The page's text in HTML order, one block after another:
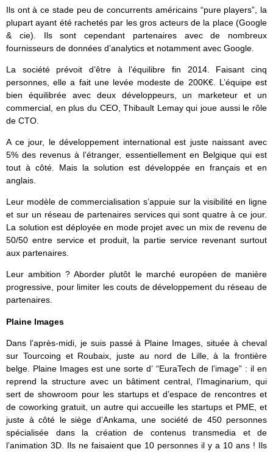
Ils ont à ce stade peu de concurrents américains “pure players”, la
plupart ayant été rachetés par les gros acteurs de la place (Google
& cie). Ils sont cependant partenaires avec de nombreux
fournisseurs de données d’analytics et notamment avec Google.
La société prévoit d’être à l’équilibre fin 2014. Faisant cinq
personnes, elle a fait une levée modeste de 200K€. L’équipe est
bien équilibrée avec deux développeurs, un marketeur et un
commercial, en plus du CEO, Thibault Lemay qui joue aussi le rôle
de CTO.
A ce jour, le développement international est juste naissant avec
5% des revenus à l’étranger, essentiellement en Belgique qui est
tout à côté. Mais la solution est développée en français et en
anglais.
Leur modèle de commercialisation s’appuie sur la visibilité en ligne
et sur un réseau de partenaires services qui sont quatre à ce jour.
La solution est déployée en mode projet avec un mix de revenu de
50/50 entre service et produit, la partie service revenant surtout
aux partenaires.
Leur ambition ? Aborder plutôt le marché européen de manière
progressive, pour limiter les couts de développement du réseau de
partenaires.
Plaine Images
Dans l’après-midi, je suis passé à Plaine Images, située à cheval
sur Tourcoing et Roubaix, juste au nord de Lille, à la frontière
belge. Plaine Images est une sorte d’ “EuraTech de l’image” : il en
reprend la structure avec un bâtiment central, l’Imaginarium, qui
sert de showroom pour les startups et d’espace de rencontres et
de coworking gratuit, un autre qui accueille les startups et PME, et
juste à côté le siège d’Ankama, une société de 450 personnes
spécialisée dans la création de contenus transmedia et de
l’animation 3D. Ils ne faisaient que 10 personnes il y a 10 ans ! Ils